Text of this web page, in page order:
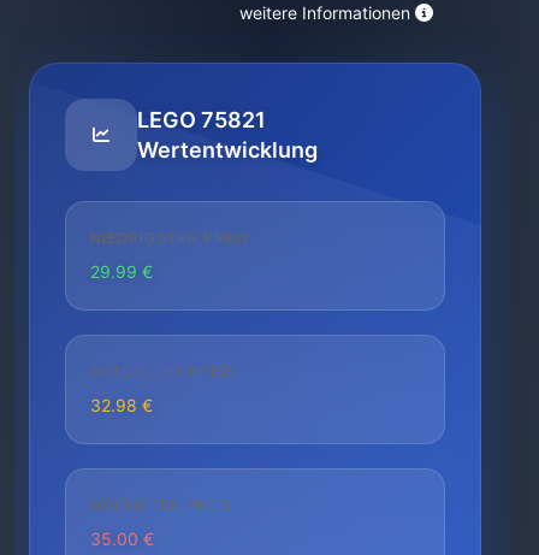
weitere Informationen
LEGO 75821
Wertentwicklung
NIEDRIGSTER PREIS
29.99 €
AKTUELLER PREIS
32.98 €
HÖCHSTER PREIS
35.00 €